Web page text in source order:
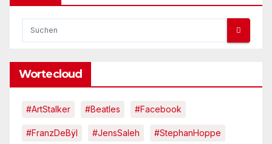
Wortecloud
#ArtStalker #Beatles #Facebook
#FranzDeBÿl #JensSaleh #StephanHoppe